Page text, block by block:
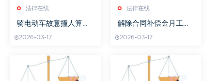
法律在线
骑电动车故意撞人算不
2026-03-17
法律在线
解除合同补偿金月工资
2026-03-17